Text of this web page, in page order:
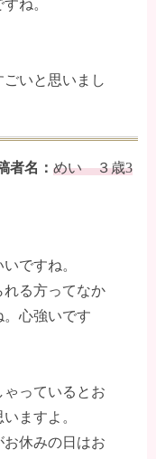
ね。
いと思いまし
者名： めい ３歳3
ですね。
る方ってなか
心強いです
っているとお
ますよ。
休みの日はお